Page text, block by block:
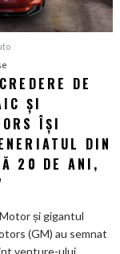
pentru
Un
vot
de
încredere
de
miliarde:
General
Motors
DE
ȘI
ÎȘI
DIN
20 DE ANI,
și gigantul
(GM) au semnat
venture-ului...